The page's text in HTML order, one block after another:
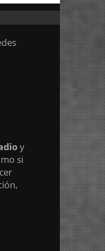
y
si